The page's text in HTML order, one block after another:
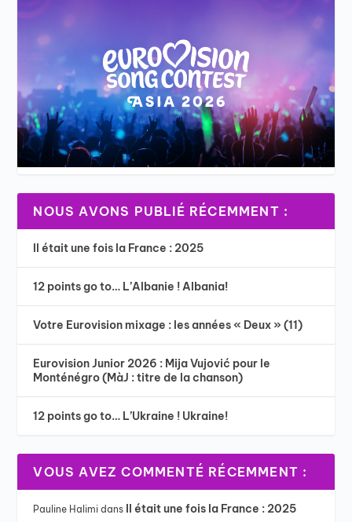
NOUS AVONS PUBLIÉ RÉCEMMENT :
Il était une fois la France : 2025
12 points go to… L’Albanie ! Albania!
Votre Eurovision mixage : les années « Deux » (11)
Eurovision Junior 2026 : Mija Vujović pour le
Monténégro (MàJ : titre de la chanson)
12 points go to… L’Ukraine ! Ukraine!
VOUS AVEZ COMMENTÉ RÉCEMMENT :
Pauline Halimi dans Il était une fois la France : 2025